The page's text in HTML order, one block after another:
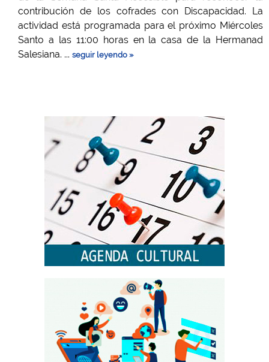
contribución de los cofrades con Discapacidad. La
actividad está programada para el próximo Miércoles
Santo a las 11:00 horas en la casa de la Hermanad
Salesiana. ... seguir leyendo »